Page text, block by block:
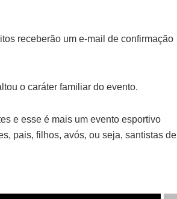
receberão um e-mail de confirmação
o caráter familiar do evento.
e esse é mais um evento esportivo
pais, filhos, avós, ou seja, santistas de